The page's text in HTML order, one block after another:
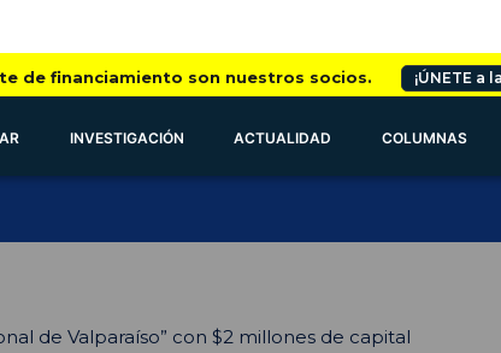
de financiamiento son nuestros socios. ¡ÚNETE a
INVESTIGACIÓN ACTUALIDAD COLUMNAS
de Valparaíso” con $2 millones de capital